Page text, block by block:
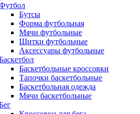
Бутсы
Форма футбольная
Мячи футбольные
Щитки футбольные
Аксессуары футбольные
Баскетбольные кроссовки
Тапочки баскетбольные
Баскетбольная одежда
Мячи баскетбольные